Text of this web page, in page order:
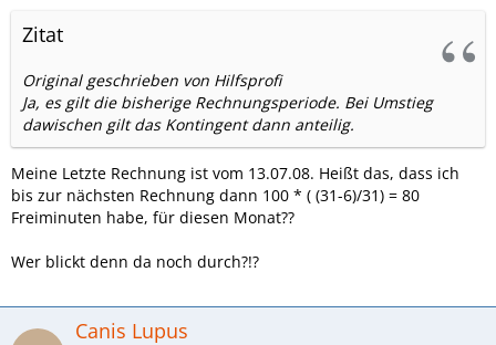
Zitat
Original geschrieben von Hilfsprofi
Ja, es gilt die bisherige Rechnungsperiode. Bei Umstieg
dawischen gilt das Kontingent dann anteilig.
Meine Letzte Rechnung ist vom 13.07.08. Heißt das, dass ich
bis zur nächsten Rechnung dann 100 * ( (31-6)/31) = 80
Freiminuten habe, für diesen Monat??
Wer blickt denn da noch durch?!?
Canis Lupus